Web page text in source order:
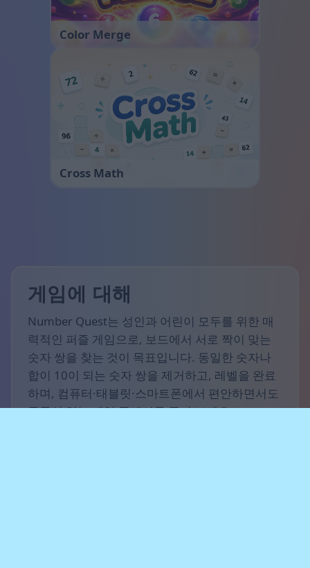
Color Merge
Cross Math
게임에 대해
Number Quest는 성인과 어린이 모두를 위한 매
력적인 퍼즐 게임으로, 보드에서 서로 짝이 맞는
숫자 쌍을 찾는 것이 목표입니다. 동일한 숫자나
합이 10이 되는 숫자 쌍을 제거하고, 레벨을 완료
하며, 컴퓨터·태블릿·스마트폰에서 편안하면서도
중독성 있는 게임 플레이를 즐겨 보세요.